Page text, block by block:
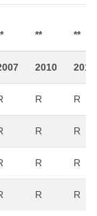
** **
2010 2013
R R
R R
R R
R R